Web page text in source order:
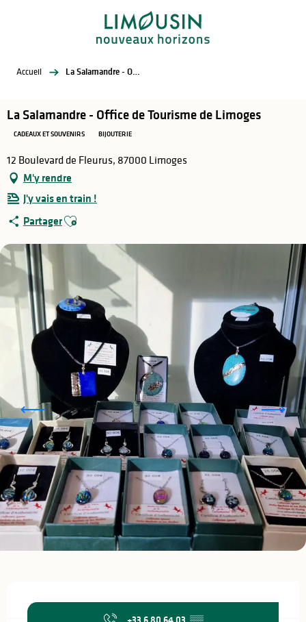
Accueil La Salamandre - Office de Tourisme de Limoges
La Salamandre - Office de Tourisme de Limoges
CADEAUX ET SOUVENIRS BIJOUTERIE
12 Boulevard de Fleurus, 87000 Limoges
M'y rendre
J'y vais en train !
PartagerAjouter aux favoris